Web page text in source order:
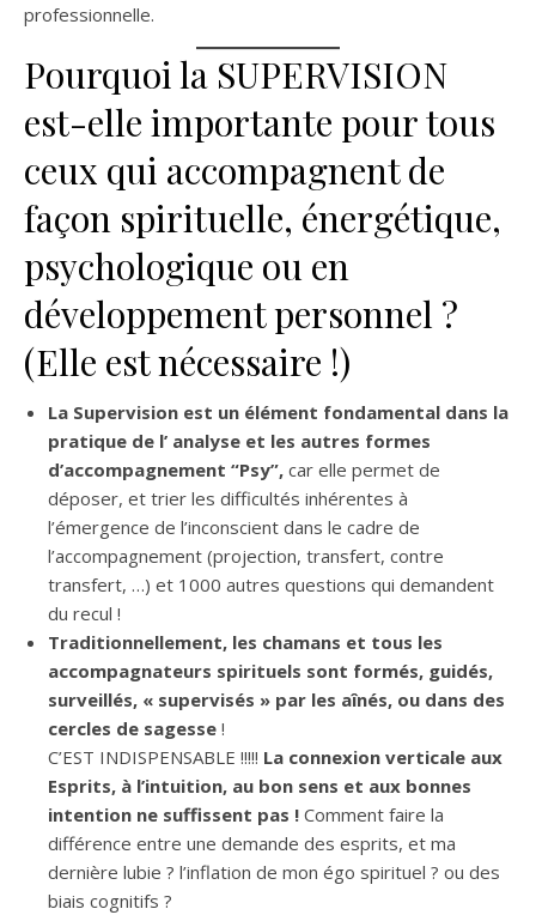
professionnelle.
Pourquoi la SUPERVISION
est-elle importante pour tous
ceux qui accompagnent de
façon spirituelle, énergétique,
psychologique ou en
développement personnel ?
(Elle est nécessaire !)
La Supervision est un élément fondamental dans la
pratique de l’ analyse et les autres formes
d’accompagnement “Psy”, car elle permet de
déposer, et trier les difficultés inhérentes à
l’émergence de l’inconscient dans le cadre de
l’accompagnement (projection, transfert, contre
transfert, …) et 1000 autres questions qui demandent
du recul !
Traditionnellement, les chamans et tous les
accompagnateurs spirituels sont formés, guidés,
surveillés, « supervisés » par les aînés, ou dans des
cercles de sagesse !
C’EST INDISPENSABLE !!!!! La connexion verticale aux
Esprits, à l’intuition, au bon sens et aux bonnes
intention ne suffissent pas ! Comment faire la
différence entre une demande des esprits, et ma
dernière lubie ? l’inflation de mon égo spirituel ? ou des
biais cognitifs ?